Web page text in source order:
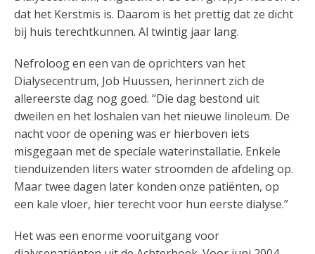
dat het Kerstmis is. Daarom is het prettig dat ze dicht
bij huis terechtkunnen. Al twintig jaar lang.
Nefroloog en een van de oprichters van het
Dialysecentrum, Job Huussen, herinnert zich de
allereerste dag nog goed. “Die dag bestond uit
dweilen en het loshalen van het nieuwe linoleum. De
nacht voor de opening was er hierboven iets
misgegaan met de speciale waterinstallatie. Enkele
tienduizenden liters water stroomden de afdeling op.
Maar twee dagen later konden onze patiënten, op
een kale vloer, hier terecht voor hun eerste dialyse.”
Het was een enorme vooruitgang voor